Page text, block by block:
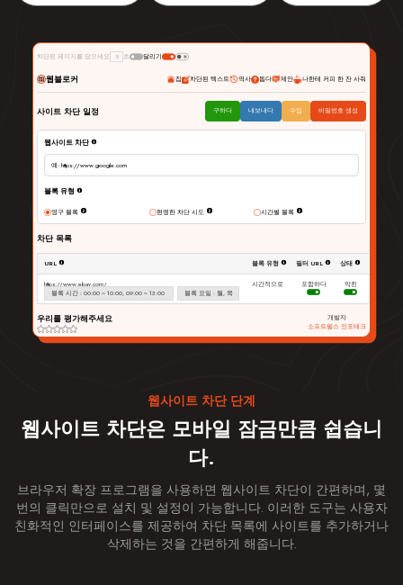
차단된 페이지를 닫으세요 5 초 달리기
웹블로커 집 차단된 텍스트 역사 돕다 제안 나한테 커피 한 잔 사줘
사이트 차단 일정 구하다 내보내다 수입 비밀번호 생성
웹사이트 차단
예: https://www.google.com
블록 유형
영구 블록 현명한 차단 시도 시간별 블록
차단 목록
URL 블록 유형 필터 URL 상태
https://www.ebay.com/
블록 시간 : 00:00 ~ 10:00, 09:00 ~ 13:00
블록 요일 : 월, 목
시간적으로 포함하다 막힌
우리를 평가해주세요
개발자
소프트펄스 인포테크
웹사이트 차단 단계
웹사이트 차단은 모바일 잠금만큼 쉽습니
다.
브라우저 확장 프로그램을 사용하면 웹사이트 차단이 간편하며, 몇
번의 클릭만으로 설치 및 설정이 가능합니다. 이러한 도구는 사용자
친화적인 인터페이스를 제공하여 차단 목록에 사이트를 추가하거나
삭제하는 것을 간편하게 해줍니다.